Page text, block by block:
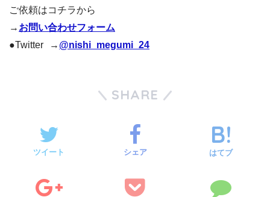
ご依頼はコチラから
→ お問い合わせフォーム
●Twitter → @nishi_megumi_24
SHARE
ツイート シェア はてブ